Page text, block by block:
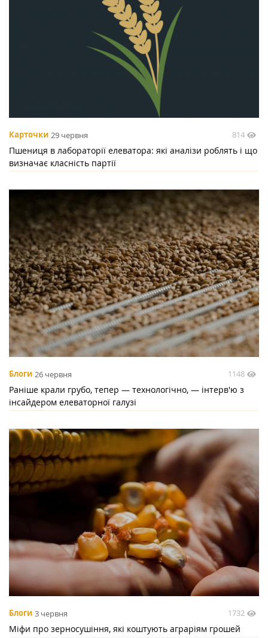
Карточки 29 червня 814
Пшениця в лабораторії елеватора: які аналізи роблять і що
визначає класність партії
Блоги 26 червня 1148
Раніше крали грубо, тепер — технологічно, — інтерв'ю з
інсайдером елеваторної галузі
Блоги 3 червня 1732
Міфи про зерносушіння, які коштують аграріям грошей